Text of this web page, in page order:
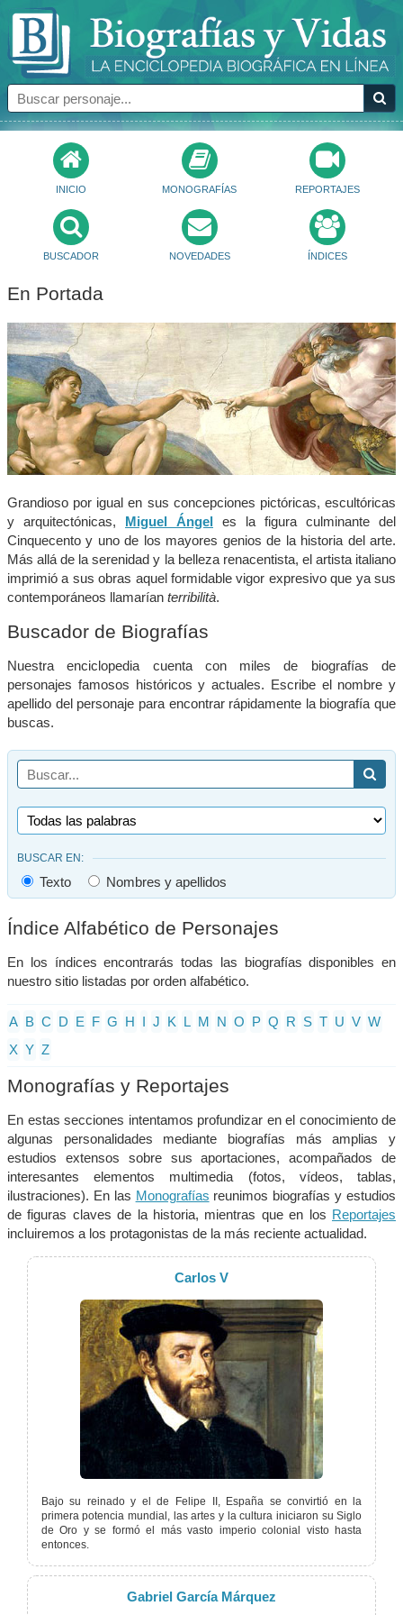
INICIO MONOGRAFÍAS REPORTAJES
BUSCADOR NOVEDADES ÍNDICES
En Portada
Grandioso por igual en sus concepciones pictóricas, escultóricas
y arquitectónicas, Miguel Ángel es la figura culminante del
Cinquecento y uno de los mayores genios de la historia del arte.
Más allá de la serenidad y la belleza renacentista, el artista italiano
imprimió a sus obras aquel formidable vigor expresivo que ya sus
contemporáneos llamarían terribilità.
Buscador de Biografías
Nuestra enciclopedia cuenta con miles de biografías de
personajes famosos históricos y actuales. Escribe el nombre y
apellido del personaje para encontrar rápidamente la biografía que
buscas.
BUSCAR EN:
Texto Nombres y apellidos
Índice Alfabético de Personajes
En los índices encontrarás todas las biografías disponibles en
nuestro sitio listadas por orden alfabético.
A B C D E F G H I J K L M N O P Q R S T U V W
X Y Z
Monografías y Reportajes
En estas secciones intentamos profundizar en el conocimiento de
algunas personalidades mediante biografías más amplias y
estudios extensos sobre sus aportaciones, acompañados de
interesantes elementos multimedia (fotos, vídeos, tablas,
ilustraciones). En las Monografías reunimos biografías y estudios
de figuras claves de la historia, mientras que en los Reportajes
incluiremos a los protagonistas de la más reciente actualidad.
Carlos V
Bajo su reinado y el de Felipe II, España se convirtió en la
primera potencia mundial, las artes y la cultura iniciaron su Siglo
de Oro y se formó el más vasto imperio colonial visto hasta
entonces.
Gabriel García Márquez